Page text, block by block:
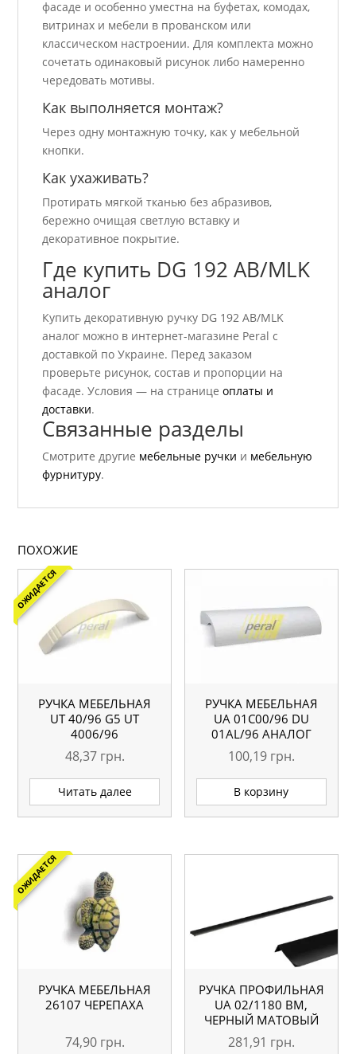
фасаде и особенно уместна на буфетах, комодах,
витринах и мебели в прованском или
классическом настроении. Для комплекта можно
сочетать одинаковый рисунок либо намеренно
чередовать мотивы.
Как выполняется монтаж?
Через одну монтажную точку, как у мебельной
кнопки.
Как ухаживать?
Протирать мягкой тканью без абразивов,
бережно очищая светлую вставку и
декоративное покрытие.
Где купить DG 192 AB/MLK
аналог
Купить декоративную ручку DG 192 AB/MLK
аналог можно в интернет-магазине Peral с
доставкой по Украине. Перед заказом
проверьте рисунок, состав и пропорции на
фасаде. Условия — на страницеоплаты и
доставки.
Связанные разделы
Смотрите другие мебельные ручки и мебельную
фурнитуру.
ПОХОЖИЕ
ОЖИДАЕТСЯ
РУЧКА МЕБЕЛЬНАЯ
UТ 40/96 G5 UT
4006/96
48,37 грн.
Читать далее
РУЧКА МЕБЕЛЬНАЯ
UA 01С00/96 DU
01AL/96 АНАЛОГ
100,19 грн.
В корзину
ОЖИДАЕТСЯ
РУЧКА МЕБЕЛЬНАЯ
26107 ЧЕРЕПАХА
74,90 грн.
РУЧКА ПРОФИЛЬНАЯ
UA 02/1180 BM,
ЧЕРНЫЙ МАТОВЫЙ
281,91 грн.